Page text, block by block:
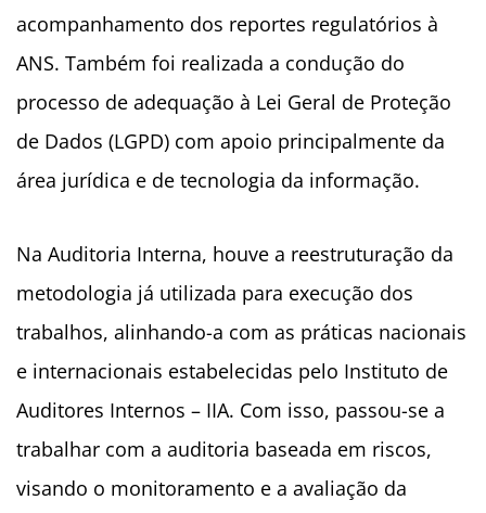
acompanhamento dos reportes regulatórios à
ANS. Também foi realizada a condução do
processo de adequação à Lei Geral de Proteção
de Dados (LGPD) com apoio principalmente da
área jurídica e de tecnologia da informação.
Na Auditoria Interna, houve a reestruturação da
metodologia já utilizada para execução dos
trabalhos, alinhando-a com as práticas nacionais
e internacionais estabelecidas pelo Instituto de
Auditores Internos – IIA. Com isso, passou-se a
trabalhar com a auditoria baseada em riscos,
visando o monitoramento e a avaliação da